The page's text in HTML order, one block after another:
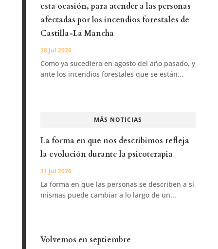
esta ocasión, para atender a las personas
afectadas por los incendios forestales de
Castilla-La Mancha
28 Jul 2026
Como ya sucediera en agosto del año pasado, y
ante los incendios forestales que se están...
MÁS NOTICIAS
La forma en que nos describimos refleja
la evolución durante la psicoterapia
31 Jul 2026
La forma en que las personas se describen a sí
mismas puede cambiar a lo largo de un...
Volvemos en septiembre